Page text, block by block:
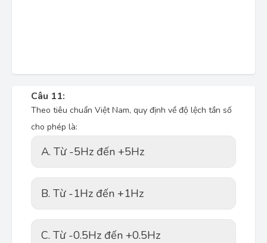
Câu 11:
Theo tiêu chuẩn Việt Nam, quy định về độ lệch tần số
cho phép là:
A. Từ -5Hz đến +5Hz
B. Từ -1Hz đến +1Hz
C. Từ -0.5Hz đến +0.5Hz